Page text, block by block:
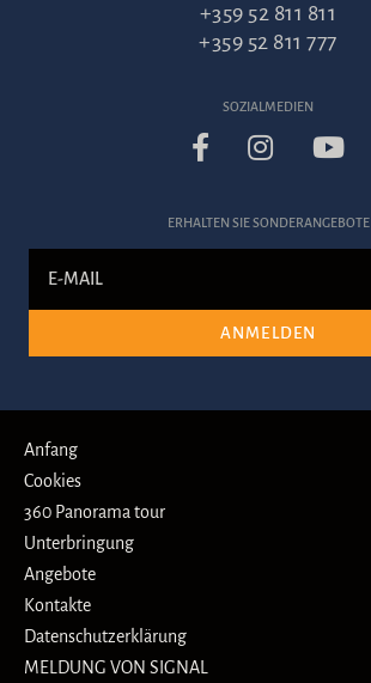
+359 52 811 811
+359 52 811 777
SOZIALMEDIEN
ERHALTEN SIE SONDERANGEBOTE
ANMELDEN
Anfang
Cookies
360 Panorama tour
Unterbringung
Angebote
Kontakte
Datenschutzerklärung
MELDUNG VON SIGNAL